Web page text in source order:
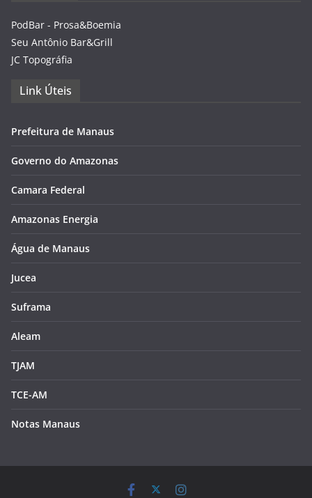
PodBar - Prosa&Boemia
Seu Antônio Bar&Grill
JC Topográfia
Link Úteis
Prefeitura de Manaus
Governo do Amazonas
Camara Federal
Amazonas Energia
Água de Manaus
Jucea
Suframa
Aleam
TJAM
TCE-AM
Notas Manaus